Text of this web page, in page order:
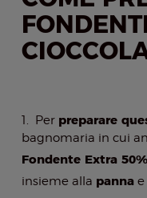
1. Per preparare
bagnomaria in cui
Fondente Extra
insieme alla pannae